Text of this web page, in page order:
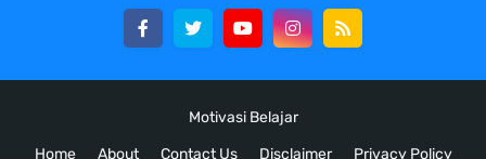
Motivasi Belajar
Home
About Contact Us Disclaimer Privacy Policy